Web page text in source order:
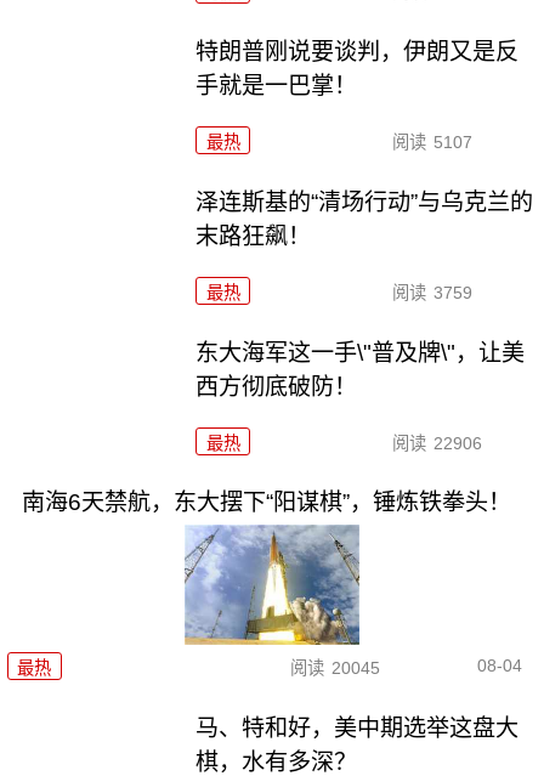
特朗普刚说要谈判，伊朗又是反
手就是一巴掌！
最热 阅读 5107
泽连斯基的“清场行动”与乌克兰的
末路狂飙！
最热 阅读 3759
东大海军这一手\"普及牌\"，让美
西方彻底破防！
最热 阅读 22906
南海6天禁航，东大摆下“阳谋棋”，锤炼铁拳头！
最热 阅读 20045 08-04
马、特和好，美中期选举这盘大
棋，水有多深？